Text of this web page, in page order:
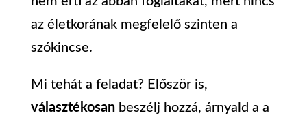
az életkorának megfelelő szinten a
szókincse.
Mi tehát a feladat? Először is,
választékosanbeszélj hozzá, árnyald a a